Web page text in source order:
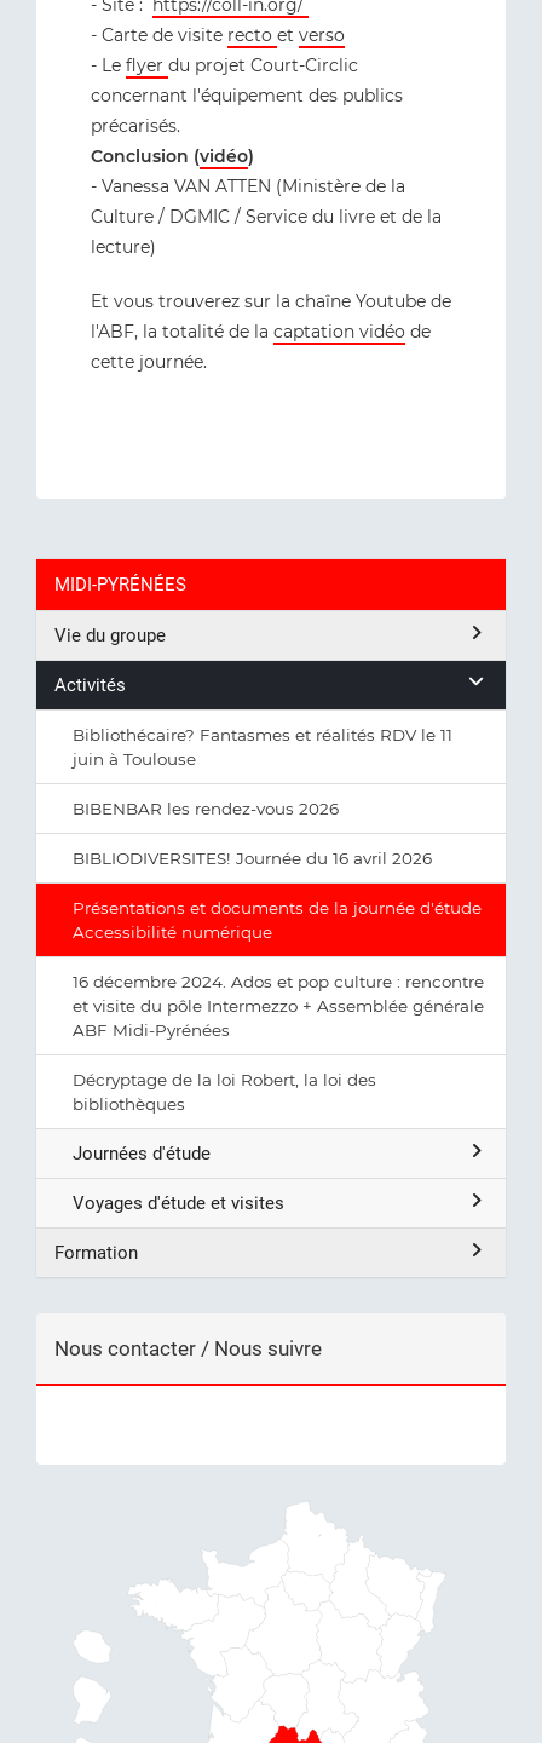
- Site :
https://coll-in.org/
- Carte de visite recto et verso
- Le flyer du projet Court-Circlic
concernant l'équipement des publics
précarisés.
Conclusion (vidéo)
- Vanessa VAN ATTEN (Ministère de la
Culture / DGMIC / Service du livre et de la
lecture)
Et vous trouverez sur la chaîne Youtube de
l'ABF, la totalité de la captation vidéo de
cette journée.
MIDI-PYRÉNÉES
Vie du groupe
Activités
Bibliothécaire? Fantasmes et réalités RDV le 11
juin à Toulouse
BIBENBAR les rendez-vous 2026
BIBLIODIVERSITES! Journée du 16 avril 2026
Présentations et documents de la journée d'étude
Accessibilité numérique
16 décembre 2024. Ados et pop culture : rencontre
et visite du pôle Intermezzo + Assemblée générale
ABF Midi-Pyrénées
Décryptage de la loi Robert, la loi des
bibliothèques
Journées d'étude
Voyages d'étude et visites
Formation
Nous contacter / Nous suivre